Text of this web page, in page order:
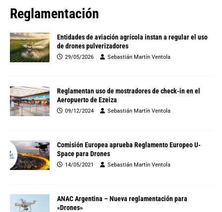
Reglamentación
Entidades de aviación agrícola instan a regular el uso
de drones pulverizadores
29/05/2026 Sebastián Martín Ventola
Reglamentan uso de mostradores de check-in en el
Aeropuerto de Ezeiza
09/12/2024 Sebastián Martín Ventola
Comisión Europea aprueba Reglamento Europeo U-
Space para Drones
14/05/2021 Sebastián Martín Ventola
ANAC Argentina – Nueva reglamentación para
«Drones»